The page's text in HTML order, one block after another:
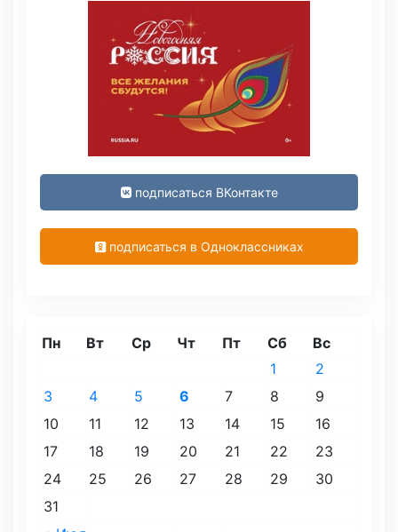
подписаться ВКонтакте
подписаться в Одноклассниках
Пн Вт Ср Чт Пт Сб Вс
1
2
3
4 5 6 7 8
9
10
11 12 13 14 15
16
17
18 19 20 21 22
23
24
25 26 27 28 29
30
31